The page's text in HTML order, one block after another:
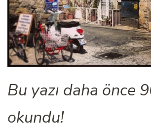
Bu yazı daha önce
okundu!